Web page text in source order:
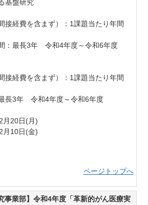
基盤研究
接経費を含まず）：1課題当たり年間
：最長3年 令和4年度～令和6年度
接経費を含まず）：1課題当たり年間
長3年 令和4年度～令和6年度
月20日(月)
月10日(金)
ページトップへ
事業部】令和4年度「革新的がん医療実